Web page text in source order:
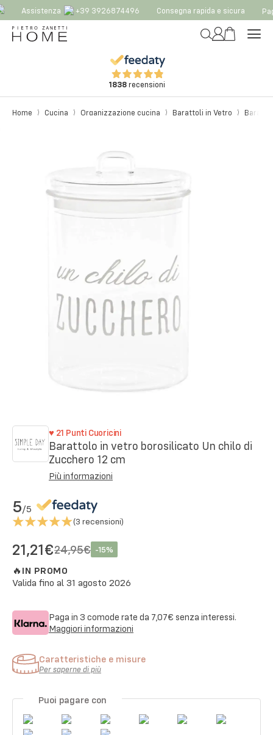
Assistenza +39 3926874496 Consegna rapida e sicura
1838recensioni
Home Cucina Organizzazione cucina Barattoli in Vetro
♥ 21 Punti Cuoricini
Barattolo in vetro borosilicato Un chilo di
Zucchero 12 cm
Più informazioni
5/5
(3 recensioni)
21,21€24,95€ -15%
🔥 IN PROMO
Valida fino al 31 agosto 2026
Paga in 3 comode rate da 7,07€ senza interessi.
Maggiori informazioni
Caratteristiche e misure
Per saperne di più
Puoi pagare con